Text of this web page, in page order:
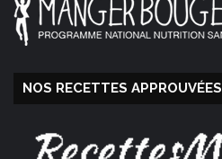
NOS RECETTES APPROUVÉES